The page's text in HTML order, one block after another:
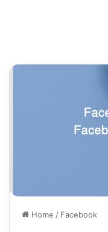
Home / Facebook